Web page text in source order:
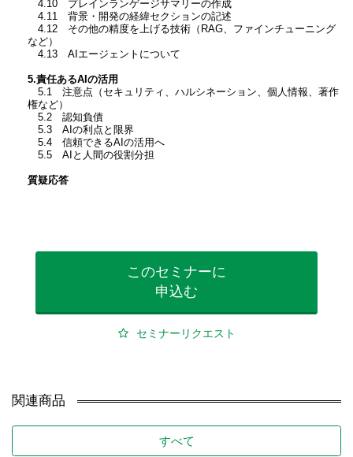
4.10 プレインランゲージサマリーの作成
4.11 背景・開発の経緯セクションの記述
4.12 その他の精度を上げる技術（RAG、ファインチューニング
など）
4.13 AIエージェントについて
5.責任あるAIの活用
5.1 注意点（セキュリティ、ハルシネーション、個人情報、著作
権など）
5.2 認知負債
5.3 AIの利点と限界
5.4 信頼できるAIの活用へ
5.5 AIと人間の役割分担
質疑応答
このセミナーに
申込む
セミナーリクエスト
関連商品
すべて